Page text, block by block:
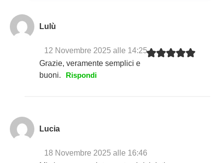
Lulù
12 Novembre 2025 alle 14:25
Grazie, veramente semplici e
buoni.
Rispondi
Lucia
18 Novembre 2025 alle 16:46